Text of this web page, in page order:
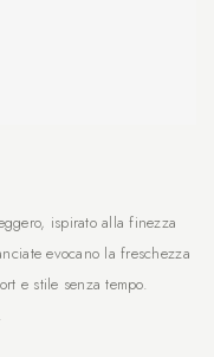
ispirato alla finezza
evocano la freschezza
e stile senza tempo.